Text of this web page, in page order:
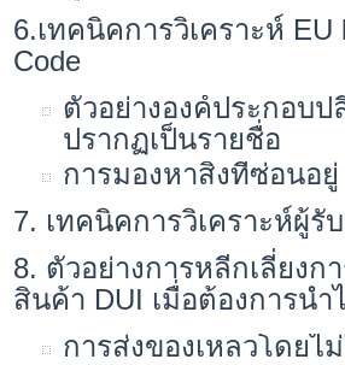
6.เทคนิคการวิเคราะห์
Code
ตัวอย่างองค์ประกอบป
ปรากฏเป็นรายชื่อ
การมองหาสิ่งที่ซ่อนอยู่
7. เทคนิคการวิเคราะห์ผู้รั
8. ตัวอย่างการหลีกเลี่ยงก
สินค้า DUI เมื่อต้องการนำ
การส่งของเหลวโดยไ